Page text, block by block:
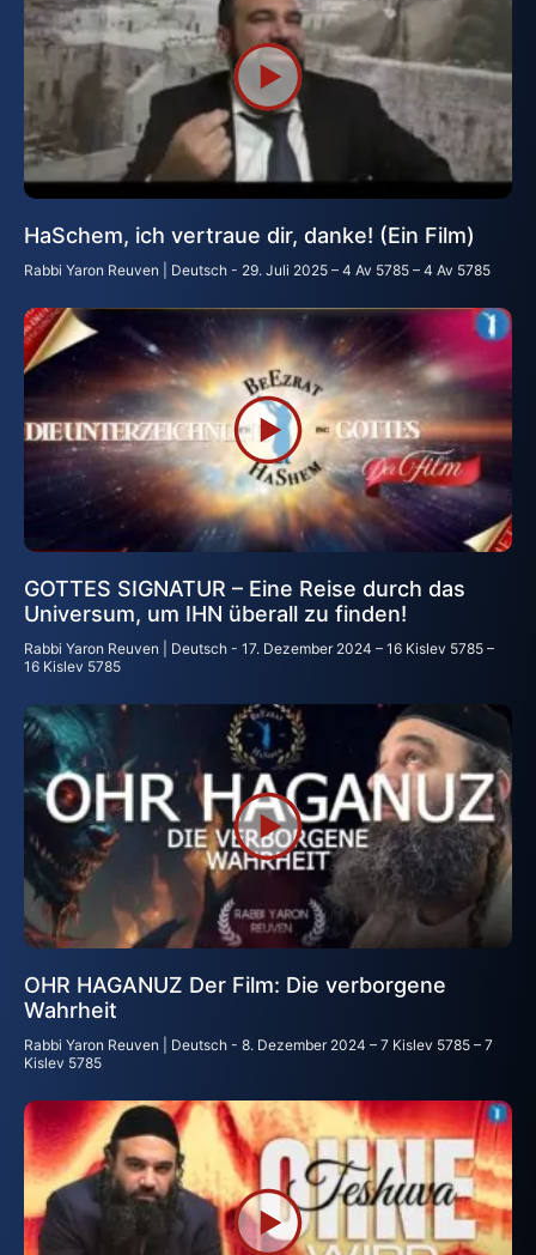
HaSchem, ich vertraue dir, danke! (Ein Film)
Rabbi Yaron Reuven | Deutsch 29. Juli 2025 – 4 Av 5785 – 4 Av 5785
GOTTES SIGNATUR – Eine Reise durch das
Universum, um IHN überall zu finden!
Rabbi Yaron Reuven | Deutsch
17. Dezember 2024 – 16 Kislev 5785 –
16 Kislev 5785
OHR HAGANUZ Der Film: Die verborgene
Wahrheit
Rabbi Yaron Reuven | Deutsch
8. Dezember 2024 – 7 Kislev 5785 – 7
Kislev 5785